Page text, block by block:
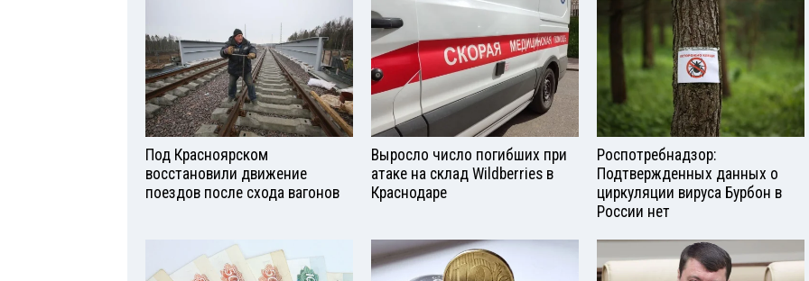
Под Красноярском
восстановили движение
поездов после схода вагонов
Выросло число погибших при
атаке на склад Wildberries в
Краснодаре
Роспотребнадзор:
Подтвержденных данных о
циркуляции вируса Бурбон в
России нет